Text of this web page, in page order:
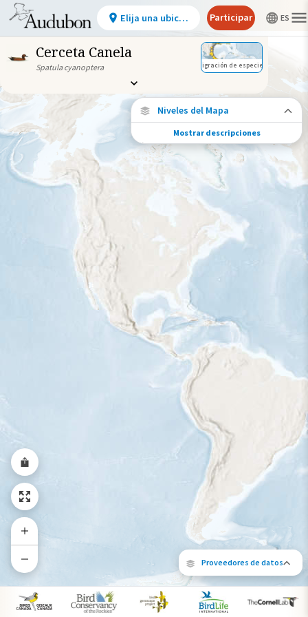
Cerceta Canela
Spatula cyanoptera Migración de especies
Proveedores de datos
Niveles del Mapa
Conexiones de especies
Elija cualquier ubicación en el mapa para
ver dónde más se han vuelto a encontrar
aves marcadas de esta especie.
Ubicaciones con disponibilidad
Ubicaciones conectadas
Gama de especies por estación
Gama de verano
Rango de invierno
Rango a lo largo del año
Mostrar descripciones
Elija una ubicación Participar